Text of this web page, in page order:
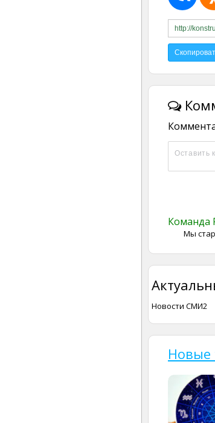
Команда
Мы
Новости СМИ2
Новые